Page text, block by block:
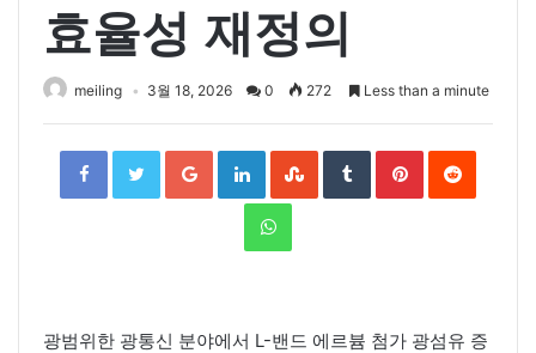
효율성 재정의
meiling 3월 18, 2026 0 272 Less than a minute
FacebookTwitterGoogle+LinkedInStumbleUpon
TumblrPinterestReddit
WhatsApp
광범위한 광통신 분야에서 L-밴드 에르븀 첨가 광섬유 증